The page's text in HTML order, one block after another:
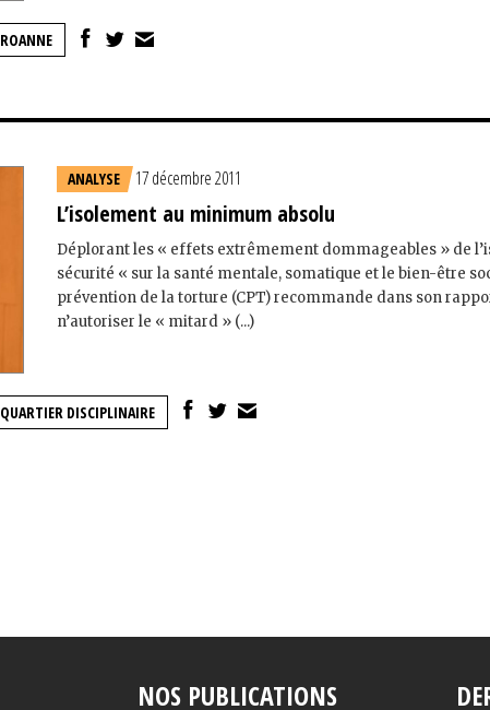
ROANNE
ANALYSE 17 décembre 2011
L’isolement au minimum absolu
Déplorant les « effets extrêmement dommageables » de
sécurité « sur la santé mentale, somatique et le bien-être
prévention de la torture (CPT) recommande dans son
n’autoriser le « mitard » (...)
QUARTIER DISCIPLINAIRE
NOS PUBLICATIONS